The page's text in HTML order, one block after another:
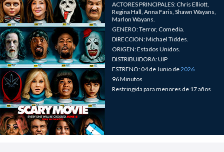
ACTORES PRINCIPALES: Chris Elliott,
Regina Hall, Anna Faris, Shawn Wayans,
Marlon Wayans.
GENERO: Terror, Comedia.
DIRECCION: Michael Tiddes.
ORIGEN: Estados Unidos.
DISTRIBUIDORA: UIP
ESTRENO: 04 de Junio de2026
96 Minutos
Restringida para menores de 17 años